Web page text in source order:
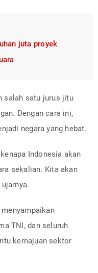
juta proyek
salah satu jurus jitu
Dengan cara ini,
negara yang hebat.
Indonesia akan
sekalian. Kita akan
TNI, dan seluruh
kemajuan sektor